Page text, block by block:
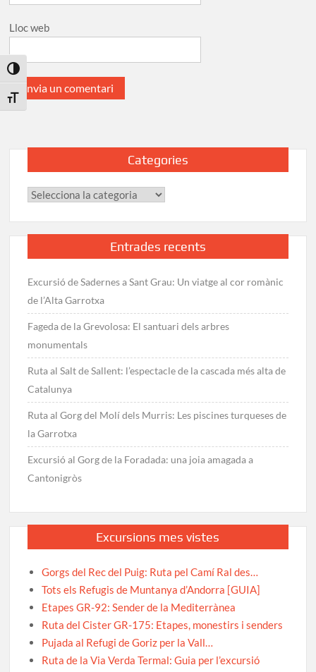
Toggle High Contrast
Toggle Font size
Lloc web
Categories
Categories
Entrades recents
Excursió de Sadernes a Sant Grau: Un viatge al cor romànic
de l’Alta Garrotxa
Fageda de la Grevolosa: El santuari dels arbres
monumentals
Ruta al Salt de Sallent: l’espectacle de la cascada més alta de
Catalunya
Ruta al Gorg del Molí dels Murris: Les piscines turqueses de
la Garrotxa
Excursió al Gorg de la Foradada: una joia amagada a
Cantonigròs
Excursions mes vistes
Gorgs del Rec del Puig: Ruta pel Camí Ral des…
Tots els Refugis de Muntanya d’Andorra [GUIA]
Etapes GR-92: Sender de la Mediterrànea
Ruta del Cister GR-175: Etapes, monestirs i senders
Pujada al Refugi de Goriz per la Vall…
Ruta de la Via Verda Termal: Guia per l’excursió